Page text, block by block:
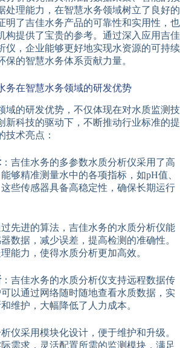
处理能力，在智慧水务领域树立了良好的
明了吉佳水务产品的可靠性和实用性，也
构提供了宝贵的参考。通过深入应用吉佳
仪，企业能够更好地实现水资源的可持续
的智慧水务体系贡献力量。
务在智慧水务领域的研发优势
域的研发优势，不仅体现在对水质监测技
新科技的驱动下，不断推动行业标准的提
技术亮点：
：吉佳水务的多参数水质分析仪采用了高
够精准测量水中的各项指标，如pH值、
些传感器具备高稳定性，确保长期运行
先进的算法，吉佳水务的水质分析仪能
数据，减少误差，提高检测的准确性。
能力，使得水质分析更加高效。
：吉佳水务的水质分析仪支持远程数据传
以通过网络随时随地查看水质数据，实
维护，大幅降低了人力成本。
仪采用模块化设计，便于维护和升级。
需求，灵活配置所需的监测模块，满足